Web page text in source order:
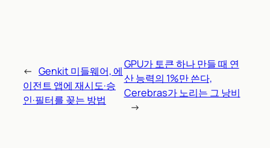
← Genkit 미들웨어, 에
이전트 앱에 재시도·승
인·필터를 꽂는 방법
GPU가 토큰 하나 만들 때 연
산 능력의 1%만 쓴다,
Cerebras가 노리는 그 낭비
→